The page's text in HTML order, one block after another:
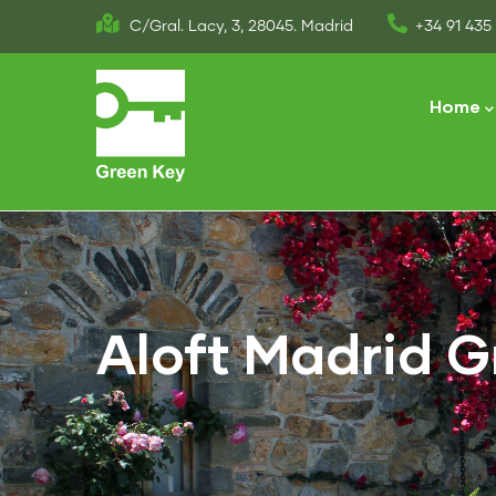
to
C/Gral. Lacy, 3, 28045. Madrid +34 91 435
Home
Aloft Madrid